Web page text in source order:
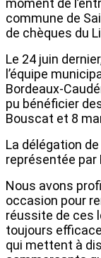
moment de
commune de
de chèques du
Le 24 juin
l’équipe
Bordeaux-
pu bénéficier
Bouscat et 8
La délégation
représentée par
Nous avons
occasion pour
réussite de ces
toujours
qui mettent à